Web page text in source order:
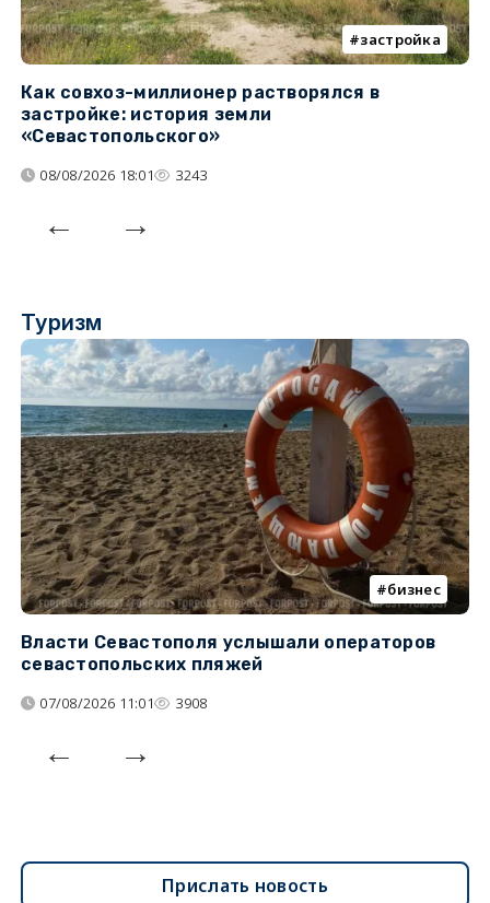
застройка
Как совхоз-миллионер растворялся в
застройке: история земли
«Севастопольского»
08/08/2026 18:01 3243
Туризм
бизнес
Власти Севастополя услышали операторов
севастопольских пляжей
07/08/2026 11:01 3908
Прислать новость